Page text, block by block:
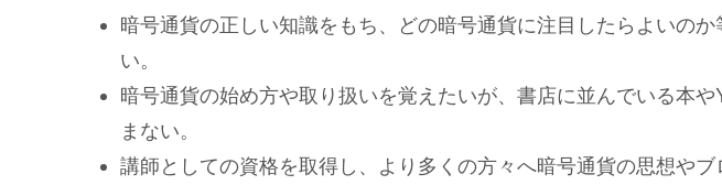
暗号通貨の正しい知識をもち、どの暗号通貨に注目したらよいの
い。
暗号通貨の始め方や取り扱いを覚えたいが、書店に並んでいる本
まない。
講師としての資格を取得し、より多くの方々へ暗号通貨の思想や